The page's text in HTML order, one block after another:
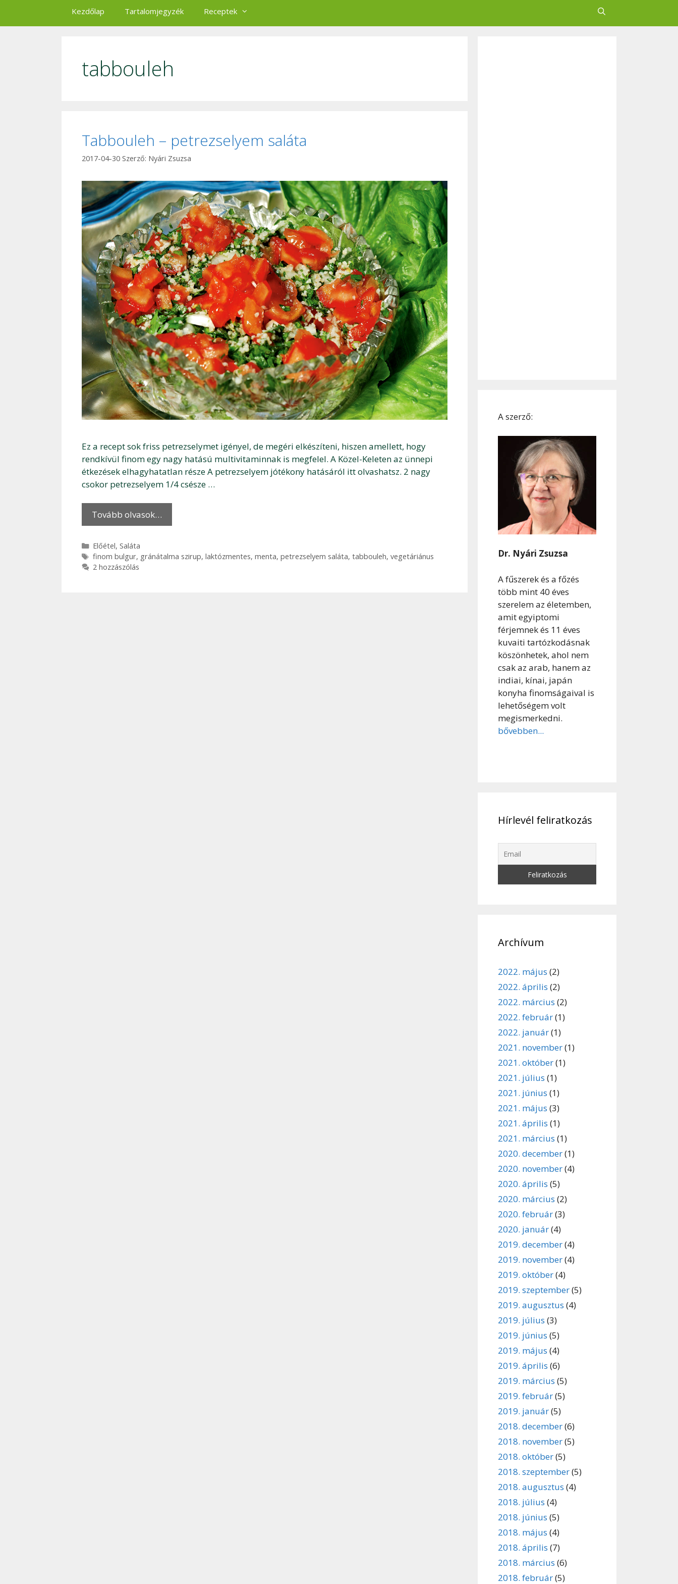
Kezdőlap Tartalomjegyzék Receptek
tabbouleh
Tabbouleh – petrezselyem saláta
2017-04-30 Szerző: Nyári Zsuzsa
Ez a recept sok friss petrezselymet igényel, de megéri elkészíteni, hiszen amellett, hogy
rendkívül finom egy nagy hatású multivitaminnak is megfelel. A Közel-Keleten az ünnepi
étkezések elhagyhatatlan része A petrezselyem jótékony hatásáról itt olvashatsz. 2 nagy
csokor petrezselyem 1/4 csésze …
Tovább olvasok…
Kategória
Előétel, Saláta
Címkék
finom bulgur, gránátalma szirup, laktózmentes, menta, petrezselyem saláta, tabbouleh, vegetáriánus
2 hozzászólás
A szerző:
Dr. Nyári Zsuzsa
A fűszerek és a főzés
több mint 40 éves
szerelem az életemben,
amit egyiptomi
férjemnek és 11 éves
kuvaiti tartózkodásnak
köszönhetek, ahol nem
csak az arab, hanem az
indiai, kínai, japán
konyha finomságaival is
lehetőségem volt
megismerkedni.
bővebben...
Hírlevél feliratkozás
Archívum
2022. május (2)
2022. április (2)
2022. március (2)
2022. február(1)
2022. január(1)
2021. november(1)
2021. október(1)
2021. július (1)
2021. június (1)
2021. május (3)
2021. április (1)
2021. március (1)
2020. december(1)
2020. november(4)
2020. április (5)
2020. március (2)
2020. február(3)
2020. január(4)
2019. december(4)
2019. november(4)
2019. október(4)
2019. szeptember(5)
2019. augusztus (4)
2019. július (3)
2019. június (5)
2019. május (4)
2019. április (6)
2019. március (5)
2019. február(5)
2019. január(5)
2018. december(6)
2018. november(5)
2018. október(5)
2018. szeptember(5)
2018. augusztus (4)
2018. július (4)
2018. június (5)
2018. május (4)
2018. április (7)
2018. március (6)
2018. február(5)